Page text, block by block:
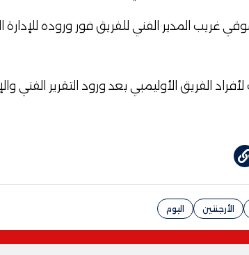
شوقي غريب المدير الفني للفريق فور وروده للإدارة
الفريق الأوليمبي بعد ورود التقرير الفني
الأرجنتين اليوم